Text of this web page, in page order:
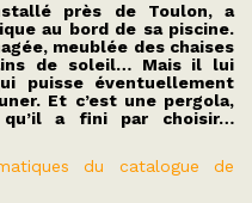
près de Toulon, a
au bord de sa piscine.
meublée des chaises
de soleil… Mais il lui
puisse éventuellement
Et c’est une pergola,
a fini par choisir…
du catalogue de